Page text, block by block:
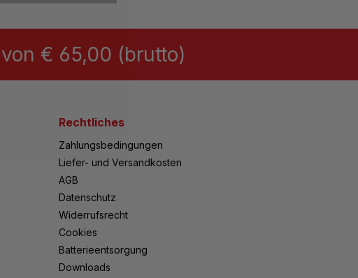
€ 65,00 (brutto)
Rechtliches
Zahlungsbedingungen
Liefer- und Versandkosten
AGB
Datenschutz
Widerrufsrecht
Cookies
Batterieentsorgung
Downloads